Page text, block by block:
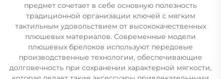
предмет сочетает в себе основную полезность
традиционной организации ключей с мягким
тактильным удовольствием от высококачественных
плюшевых материалов. Современные модели
плюшевых брелоков используют передовые
производственные технологии, обеспечивающие
долговечность при сохранении характерной мягкости,